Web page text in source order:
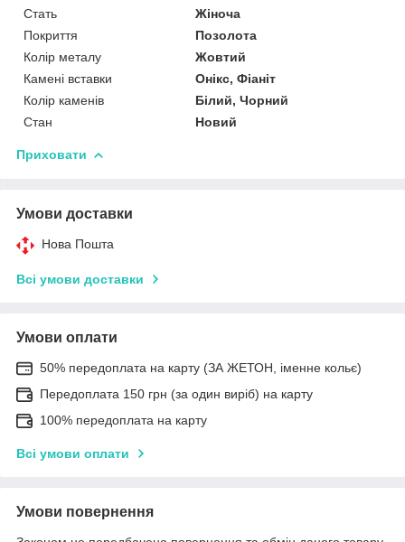
Стать
Жіноча
Покриття
Позолота
Колір металу
Жовтий
Камені вставки
Онікс, Фіаніт
Колір каменів
Білий, Чорний
Стан
Новий
Приховати
Умови доставки
Нова Пошта
Всі умови доставки
Умови оплати
50% передоплата на карту (ЗА ЖЕТОН, іменне кольє)
Передоплата 150 грн (за один виріб) на карту
100% передоплата на карту
Всі умови оплати
Умови повернення